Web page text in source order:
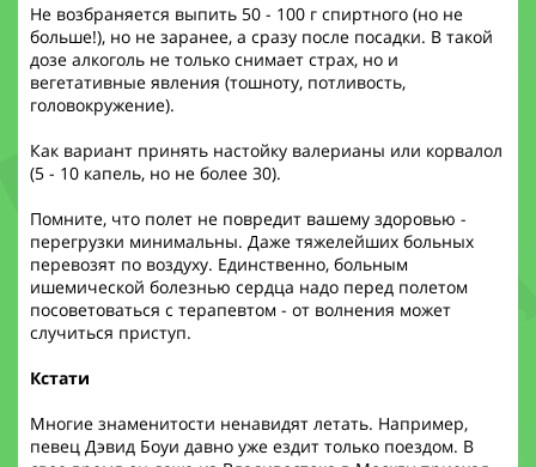
Не возбраняется выпить 50 - 100 г спиртного (но не
больше!), но не заранее, а сразу после посадки. В такой
дозе алкоголь не только снимает страх, но и
вегетативные явления (тошноту, потливость,
головокружение).
Как вариант принять настойку валерианы или корвалол
(5 - 10 капель, но не более 30).
Помните, что полет не повредит вашему здоровью -
перегрузки минимальны. Даже тяжелейших больных
перевозят по воздуху. Единственно, больным
ишемической болезнью сердца надо перед полетом
посоветоваться с терапевтом - от волнения может
случиться приступ.
Кстати
Многие знаменитости ненавидят летать. Например,
певец Дэвид Боуи давно уже ездит только поездом. В